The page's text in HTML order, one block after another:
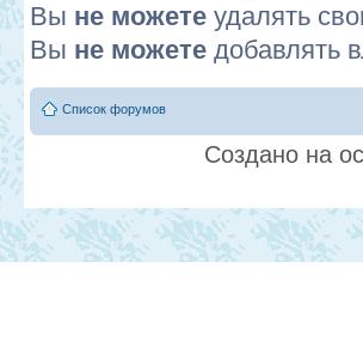
Вы не можете удалять
Вы не можете добавлять
Список форумов
Создано на